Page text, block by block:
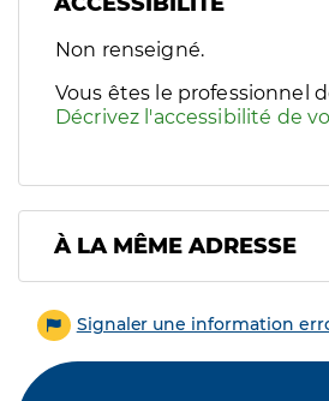
Filtres
Sélectionnez un ou plusieurs
Non renseigné.
Vous êtes le professionnel
Décrivez l'accessibilité de
À LA MÊME ADRESSE
Signaler une information